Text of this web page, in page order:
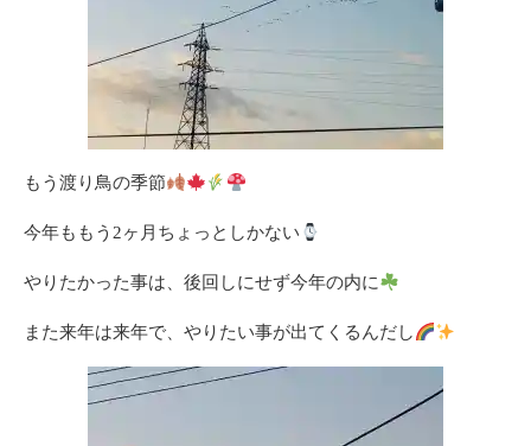
もう渡り鳥の季節
今年ももう2ヶ月ちょっとしかない
やりたかった事は、後回しにせず今年の内に
また来年は来年で、やりたい事が出てくるんだし